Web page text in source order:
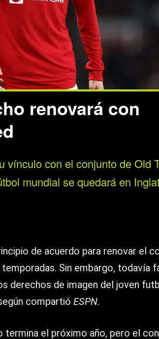
renovará con
vínculo con el conjunto de Old
mundial se quedará en
de acuerdo para renovar el
Sin embargo, todavía
derechos de imagen del joven
compartió ESPN.
termina el próximo año, pero el